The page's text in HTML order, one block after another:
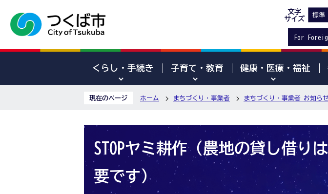
文字
サイズ
For
くらし・手続き 子育て・教育 健康・医療・福祉
現在のページ ホーム まちづくり・事業者 まちづくり・事業者 お知ら
STOPヤミ耕作（農地の貸し借り
要です）